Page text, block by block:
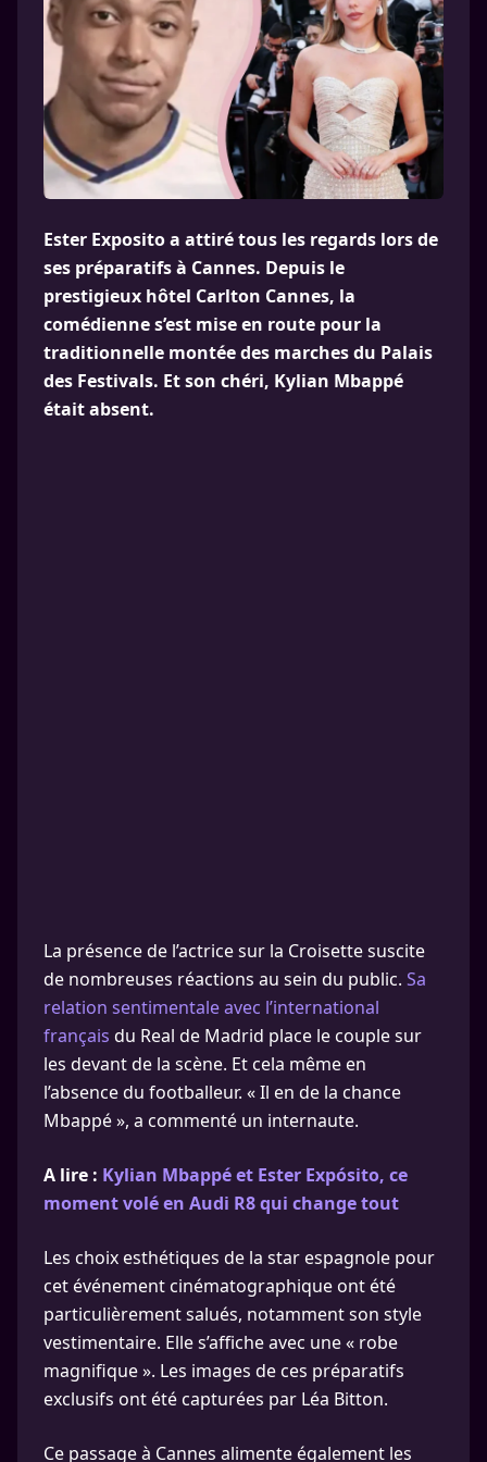
Ester Exposito a attiré tous les regards lors de
ses préparatifs à Cannes. Depuis le
prestigieux hôtel Carlton Cannes, la
comédienne s’est mise en route pour la
traditionnelle montée des marches du Palais
des Festivals. Et son chéri, Kylian Mbappé
était absent.
La présence de l’actrice sur la Croisette suscite
de nombreuses réactions au sein du public. Sa
relation sentimentale avec l’international
français du Real de Madrid place le couple sur
les devant de la scène. Et cela même en
l’absence du footballeur. « Il en de la chance
Mbappé », a commenté un internaute.
A lire : Kylian Mbappé et Ester Expósito, ce
moment volé en Audi R8 qui change tout
Les choix esthétiques de la star espagnole pour
cet événement cinématographique ont été
particulièrement salués, notamment son style
vestimentaire. Elle s’affiche avec une « robe
magnifique ». Les images de ces préparatifs
exclusifs ont été capturées par Léa Bitton.
Ce passage à Cannes alimente également les